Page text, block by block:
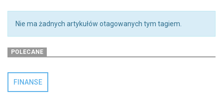
Nie ma żadnych artykułów otagowanych tym tagiem.
POLECANE
FINANSE